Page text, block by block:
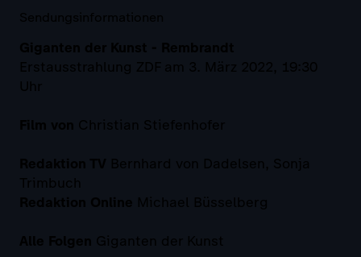
Sendungsinformationen
Giganten der Kunst - Rembrandt
Erstausstrahlung ZDF am 3. März 2022, 19:30
Uhr
Film von Christian Stiefenhofer
Redaktion TV Bernhard von Dadelsen, Sonja
Trimbuch
Redaktion Online Michael Büsselberg
Alle Folgen Giganten der Kunst